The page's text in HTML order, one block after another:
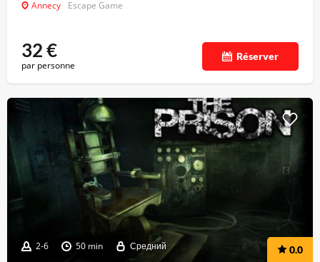
Annecy Escape Game
32€
par personne
Réserver
2-6 50 min Средний 0.0